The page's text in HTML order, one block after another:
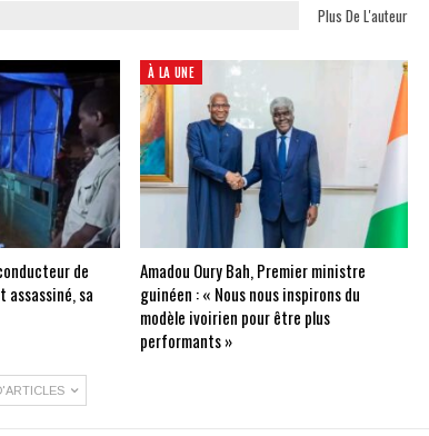
Plus De L'auteur
de
sa
À LA UNE
Amadou Oury Bah, Premier ministre
guinéen : « Nous nous inspirons du
modèle ivoirien pour être plus
performants »